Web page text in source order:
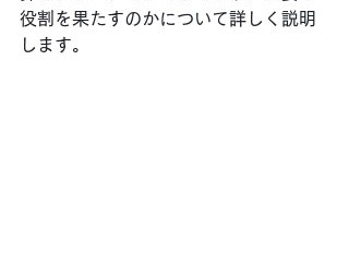
役割を果たすのかについて詳しく説明
します。